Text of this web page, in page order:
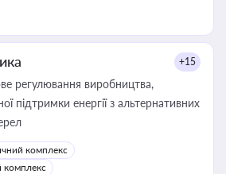
+15
регулювання виробництва,
підтримки енергії з альтернативних
комплекс
комплекс